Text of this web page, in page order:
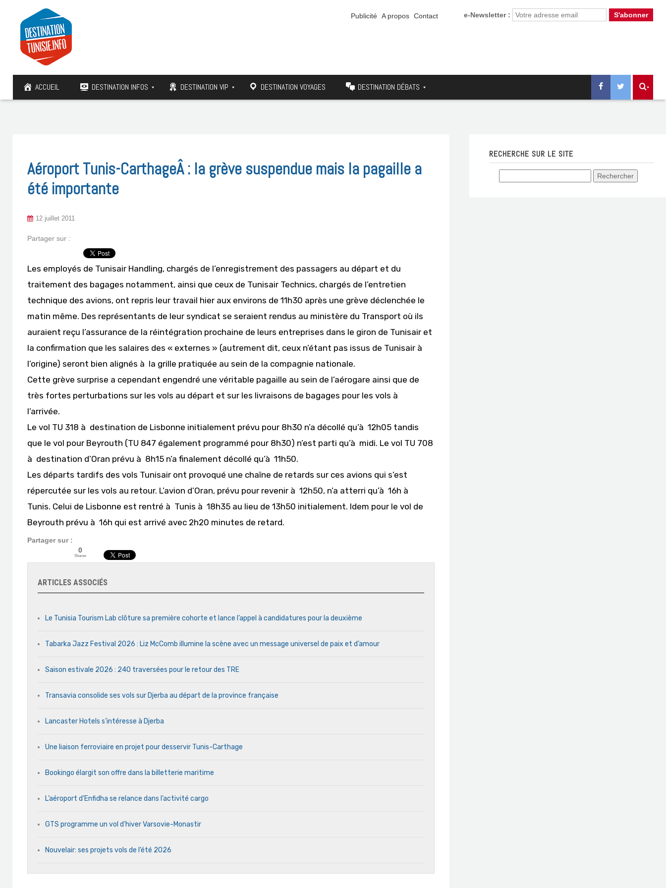
e-Newsletter :
Publicité A propos Contact
ACCUEIL DESTINATION INFOS DESTINATION VIP DESTINATION VOYAGES DESTINATION DÉBATS
Aéroport Tunis-CarthageÂ : la grève suspendue mais la pagaille a
été importante
12 juillet 2011
Partager sur :
Les employés de Tunisair Handling, chargés de l’enregistrement des passagers au départ et du
traitement des bagages notamment, ainsi que ceux de Tunisair Technics, chargés de l’entretien
technique des avions, ont repris leur travail hier aux environs de 11h30 après une grève déclenchée le
matin même. Des représentants de leur syndicat se seraient rendus au ministère du Transport où ils
auraient reçu l’assurance de la réintégration prochaine de leurs entreprises dans le giron de Tunisair et
la confirmation que les salaires des « externes » (autrement dit, ceux n’étant pas issus de Tunisair à
l’origine) seront bien alignés à la grille pratiquée au sein de la compagnie nationale.
Cette grève surprise a cependant engendré une véritable pagaille au sein de l’aérogare ainsi que de
très fortes perturbations sur les vols au départ et sur les livraisons de bagages pour les vols à
l’arrivée.
Le vol TU 318 à destination de Lisbonne initialement prévu pour 8h30 n’a décollé qu’à 12h05 tandis
que le vol pour Beyrouth (TU 847 également programmé pour 8h30) n’est parti qu’à midi. Le vol TU 708
à destination d’Oran prévu à 8h15 n’a finalement décollé qu’à 11h50.
Les départs tardifs des vols Tunisair ont provoqué une chaîne de retards sur ces avions qui s’est
répercutée sur les vols au retour. L’avion d’Oran, prévu pour revenir à 12h50, n’a atterri qu’à 16h à
Tunis. Celui de Lisbonne est rentré à Tunis à 18h35 au lieu de 13h50 initialement. Idem pour le vol de
Beyrouth prévu à 16h qui est arrivé avec 2h20 minutes de retard.
Partager sur :
0
Shares
ARTICLES ASSOCIÉS
Le Tunisia Tourism Lab clôture sa première cohorte et lance l’appel à candidatures pour la deuxième
Tabarka Jazz Festival 2026 : Liz McComb illumine la scène avec un message universel de paix et d’amour
Saison estivale 2026 : 240 traversées pour le retour des TRE
Transavia consolide ses vols sur Djerba au départ de la province française
Lancaster Hotels s’intéresse à Djerba
Une liaison ferroviaire en projet pour desservir Tunis-Carthage
Bookingo élargit son offre dans la billetterie maritime
L’aéroport d’Enfidha se relance dans l’activité cargo
GTS programme un vol d’hiver Varsovie-Monastir
Nouvelair: ses projets vols de l’été 2026
RECHERCHE SUR LE SITE